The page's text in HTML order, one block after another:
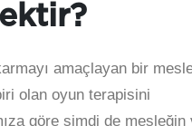
amaçlayan bir
olan oyun terapisini
göre şimdi de mesleğin